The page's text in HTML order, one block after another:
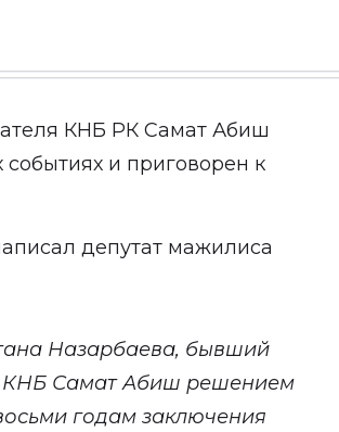
КНБ РК Самат Абиш
и приговорен к
депутат мажилиса
Назарбаева, бывший
КНБ Самат Абиш решением
годам заключения